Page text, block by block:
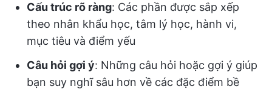
Cấu trúc rõ ràng: Các phần được sắp xếp
theo nhân khẩu học, tâm lý học, hành vi,
mục tiêu và điểm yếu
Câu hỏi gợi ý: Những câu hỏi hoặc gợi ý giúp
bạn suy nghĩ sâu hơn về các đặc điểm bề